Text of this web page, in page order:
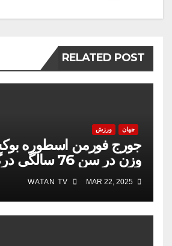
RELATED POST
جهان ورزش
جورج فورمن اسطوره
وزن در سن 76 سالگی درگذشت